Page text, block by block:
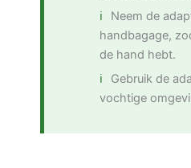
Neem de
handbagage,
de hand hebt.
Gebruik de
vochtige